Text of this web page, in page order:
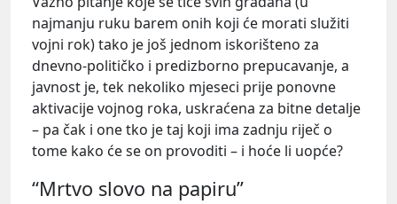
najmanju ruku barem onih koji će morati služiti
vojni rok) tako je još jednom iskorišteno za
dnevno-političko i predizborno prepucavanje, a
javnost je, tek nekoliko mjeseci prije ponovne
aktivacije vojnog roka, uskraćena za bitne detalje
– pa čak i one tko je taj koji ima zadnju riječ o
tome kako će se on provoditi – i hoće li uopće?
“Mrtvo slovo na papiru”